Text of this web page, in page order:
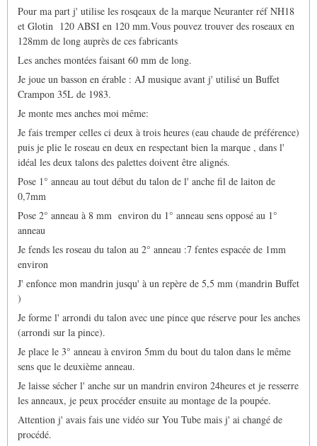
Pour ma part j' utilise les rosqeaux de la marque Neuranter réf NH18
et Glotin 120 ABSI en 120 mm.Vous pouvez trouver des roseaux en
128mm de long auprès de ces fabricants
Les anches montées faisant 60 mm de long.
Je joue un basson en érable : AJ musique avant j' utilisé un Buffet
Crampon 35L de 1983.
Je monte mes anches moi même:
Je fais tremper celles ci deux à trois heures (eau chaude de préférence)
puis je plie le roseau en deux en respectant bien la marque , dans l'
idéal les deux talons des palettes doivent être alignés.
Pose 1° anneau au tout début du talon de l' anche fil de laiton de
0,7mm
Pose 2° anneau à 8 mm environ du 1° anneau sens opposé au 1°
anneau
Je fends les roseau du talon au 2° anneau :7 fentes espacée de 1mm
environ
J' enfonce mon mandrin jusqu' à un repère de 5,5 mm (mandrin Buffet
)
Je forme l' arrondi du talon avec une pince que réserve pour les anches
(arrondi sur la pince).
Je place le 3° anneau à environ 5mm du bout du talon dans le même
sens que le deuxième anneau.
Je laisse sécher l' anche sur un mandrin environ 24heures et je resserre
les anneaux, je peux procéder ensuite au montage de la poupée.
Attention j' avais fais une vidéo sur You Tube mais j' ai changé de
procédé.